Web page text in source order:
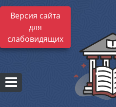
Версия сайта
для
слабовидящих